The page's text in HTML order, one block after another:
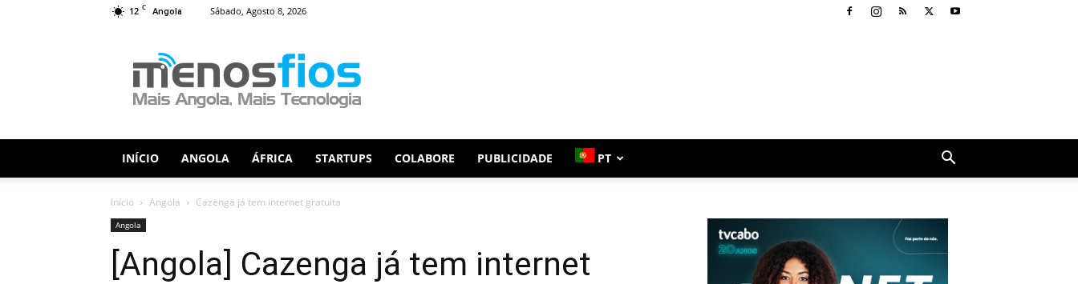
12 C Angola Sábado, Agosto 8, 2026
Fios
INÍCIO ANGOLA ÁFRICA STARTUPS COLABORE PUBLICIDADE PT
Início Angola Cazenga já tem internet gratuita
Angola
[Angola] Cazenga já tem internet